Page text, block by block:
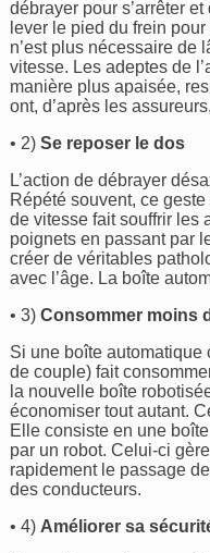
débrayer pour s’arrêter
lever le pied du frein
n’est plus nécessaire de
vitesse. Les adeptes de
manière plus apaisée,
ont, d’après les
• 2)Se reposer le dos
L’action de débrayer
Répété souvent, ce
de vitesse fait souffrir les
poignets en passant par
créer de véritables
avec l’âge. La boîte
• 3)Consommer moins
Si une boîte
de couple) fait
la nouvelle boîte
économiser tout autant.
Elle consiste en une
par un robot. Celui-ci
rapidement le passage
des conducteurs.
• 4) Améliorer sa